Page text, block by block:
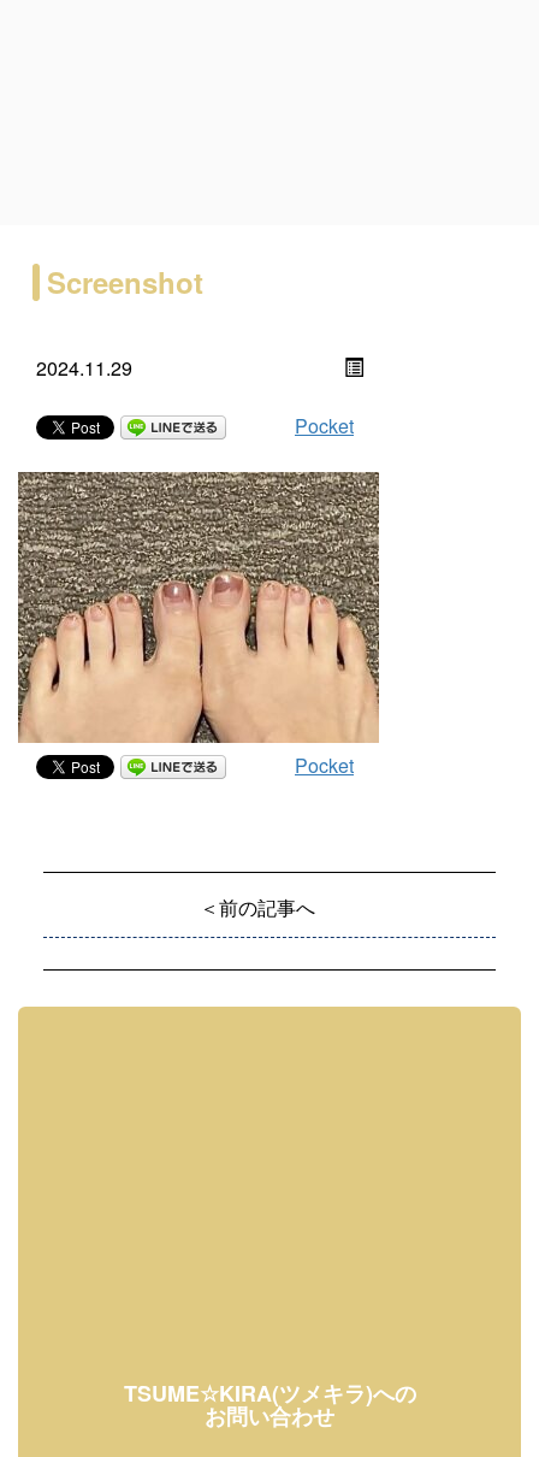
Screenshot
2024.11.29
Pocket
Pocket
＜前の記事へ
TSUME☆KIRA(ツメキラ)への
お問い合わせ